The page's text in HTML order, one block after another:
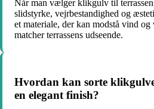
Når man vælger klikgulv til
slidstyrke, vejrbestandighed og
et materiale, der kan modstå vind
matcher terrassens udseende.
Hvordan kan sorte
en elegant finish?